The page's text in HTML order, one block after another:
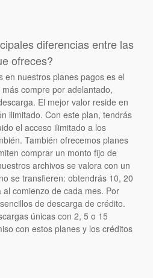
diferencias entre las
ofreces?
en nuestros planes pagos es el
compre por adelantado,
El mejor valor reside en
ilimitado. Con este plan, tendrás
el acceso ilimitado a los
También ofrecemos planes
comprar un monto fijo de
archivos se valora con un
se transfieren: obtendrás 10, 20
comienzo de cada mes. Por
de descarga de crédito.
únicas con 2, 5 o 15
con estos planes y los créditos